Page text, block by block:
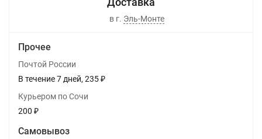
в г. Эль-Монте
Прочее
Почтой России
В течение7 дней 235₽
Курьером по Сочи
200 ₽
Самовывоз